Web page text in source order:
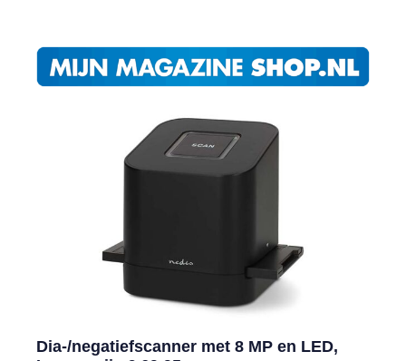
Dia-/negatiefscanner met 8 MP en LED,